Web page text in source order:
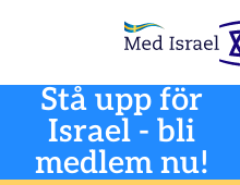
Stå upp för
Israel - bli
medlem nu!